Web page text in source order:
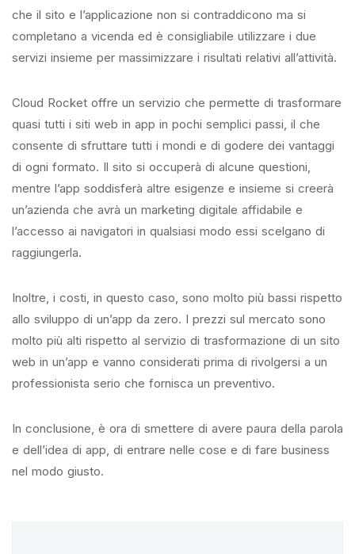
che il sito e l’applicazione non si contraddicono ma si
completano a vicenda ed è consigliabile utilizzare i due
servizi insieme per massimizzare i risultati relativi all’attività.
Cloud Rocket offre un servizio che permette di trasformare
quasi tutti i siti web in app in pochi semplici passi, il che
consente di sfruttare tutti i mondi e di godere dei vantaggi
di ogni formato. Il sito si occuperà di alcune questioni,
mentre l’app soddisferà altre esigenze e insieme si creerà
un’azienda che avrà un marketing digitale affidabile e
l’accesso ai navigatori in qualsiasi modo essi scelgano di
raggiungerla.
Inoltre, i costi, in questo caso, sono molto più bassi rispetto
allo sviluppo di un’app da zero. I prezzi sul mercato sono
molto più alti rispetto al servizio di trasformazione di un sito
web in un’app e vanno considerati prima di rivolgersi a un
professionista serio che fornisca un preventivo.
In conclusione, è ora di smettere di avere paura della parola
e dell’idea di app, di entrare nelle cose e di fare business
nel modo giusto.